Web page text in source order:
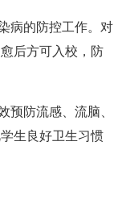
病的防控工作。对
后方可入校，防
预防流感、流脑、
生良好卫生习惯